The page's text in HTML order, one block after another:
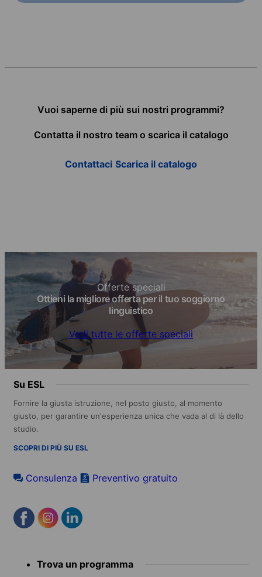
Vuoi saperne di più sui nostri programmi?
Contatta il nostro team o scarica il catalogo
Contattaci Scarica il catalogo
Offerte speciali
Ottieni la migliore offerta per il tuo soggiorno
linguistico
Vedi tutte le offerte speciali
Su ESL
Fornire la giusta istruzione, nel posto giusto, al momento
giusto, per garantire un'esperienza unica che vada al di là dello
studio.
SCOPRI DI PIÙ SU ESL
Consulenza Preventivo gratuito
menuTrova un programma